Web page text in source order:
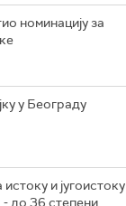
номинацију за
у Београду
и југоистоку
до 36 степени